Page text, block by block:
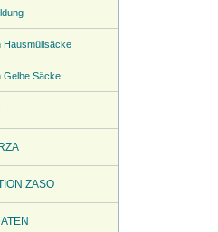
Hausmüllsäcke
Gelbe Säcke
ZASO